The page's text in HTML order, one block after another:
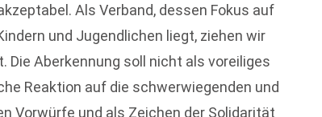
Als Verband, dessen Fokus auf
und Jugendlichen liegt, ziehen wir
Die Aberkennung soll nicht als voreiliges
Reaktion auf die schwerwiegenden und
Vorwürfe und als Zeichen der Solidarität